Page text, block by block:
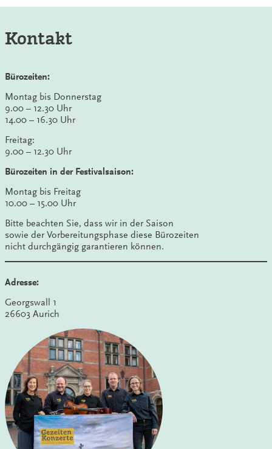
Kontakt
Bürozeiten:
Montag bis Donnerstag
9.00 – 12.30 Uhr
14.00 – 16.30 Uhr
Freitag:
9.00 – 12.30 Uhr
Bürozeiten in der Festivalsaison:
Montag bis Freitag
10.00 – 15.00 Uhr
Bitte beachten Sie, dass wir in der Saison
sowie der Vorbereitungsphase diese Bürozeiten
nicht durchgängig garantieren können.
Adresse:
Georgswall 1
26603 Aurich